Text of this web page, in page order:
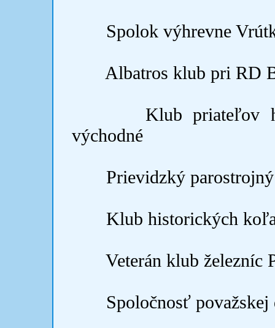
Spolok výhrevne
Albatros klub pri RD
Klub priateľov
východné
Prievidzký
Klub historických
Veterán klub železníc
Spoločnosť